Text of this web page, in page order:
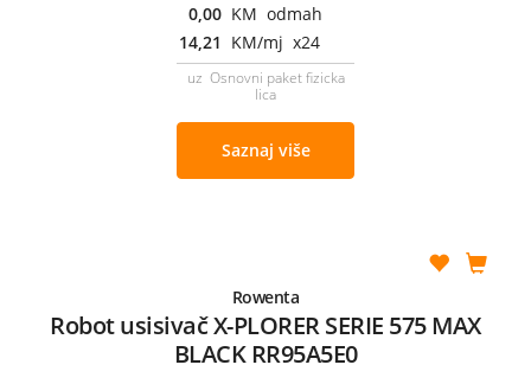
0,00 KM odmah
14,21 KM/mj x24
uz Osnovni paket fizicka
lica
Saznaj više
Rowenta
Robot usisivač X-PLORER SERIE 575 MAX
BLACK RR95A5E0